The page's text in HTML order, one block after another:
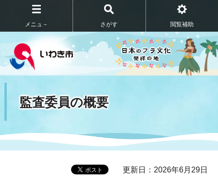
メニュ－ さがす 閲覧補助
監査委員の概要
更新日：2026年6月29日